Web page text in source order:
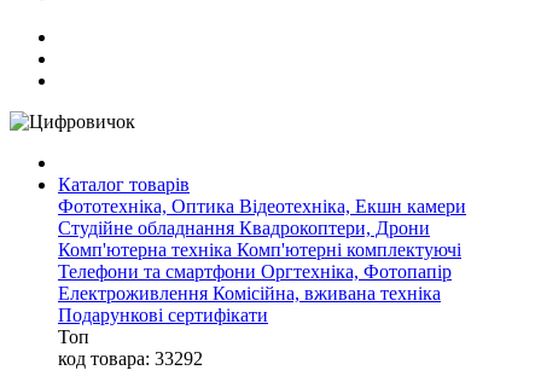
Каталог товарів
Фототехніка, Оптика Відеотехніка, Екшн камери
Студійне обладнання Квадрокоптери, Дрони
Комп'ютерна техніка Комп'ютерні комплектуючі
Телефони та смартфони Оргтехніка, Фотопапір
Електроживлення Комісійна, вживана техніка
Подарункові сертифікати
Топ
код товара: 33292